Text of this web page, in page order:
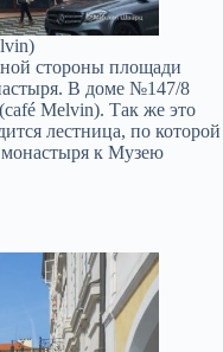
стороны площади
В доме №147/8
Melvin). Так же это
лестница, по которой
монастыря к Музею